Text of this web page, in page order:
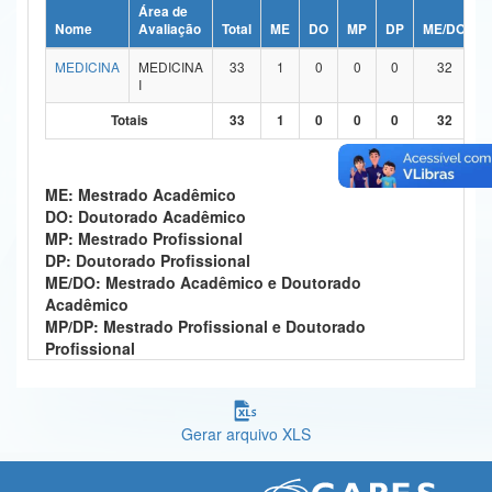
Ministério da Ciência, Tecnologia, Inovações e Comunicações
Ministério do Meio Ambiente
Ministério do Turismo
Controladoria-Geral da União
Ministério da Mulher, da Família e dos Direitos Humanos
Secretaria-Geral
Secretaria de Governo
Banco Central do Brasil
Nome
Área de
Avaliação
Total ME DO MP DP ME/DO
MEDICINA
MEDICINA
I
33 1 0 0 0 32
Totais 33 1 0 0 0 32
ME: Mestrado Acadêmico
DO: Doutorado Acadêmico
MP: Mestrado Profissional
DP: Doutorado Profissional
ME/DO: Mestrado Acadêmico e Doutorado
Acadêmico
MP/DP: Mestrado Profissional e Doutorado
Profissional
Gerar arquivo XLS